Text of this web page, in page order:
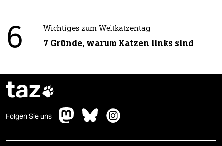
6 Wichtiges zum Weltkatzentag
7 Gründe, warum Katzen links sind
taz
Folgen Sie uns